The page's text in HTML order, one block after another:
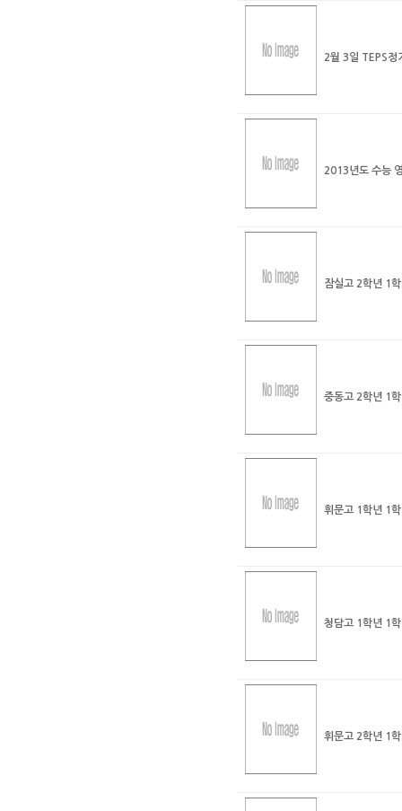
2월 3일 TEPS정
2013년도 수능
잠실고 2학년 1
중동고 2학년 1
휘문고 1학년 1
청담고 1학년 1
휘문고 2학년 1